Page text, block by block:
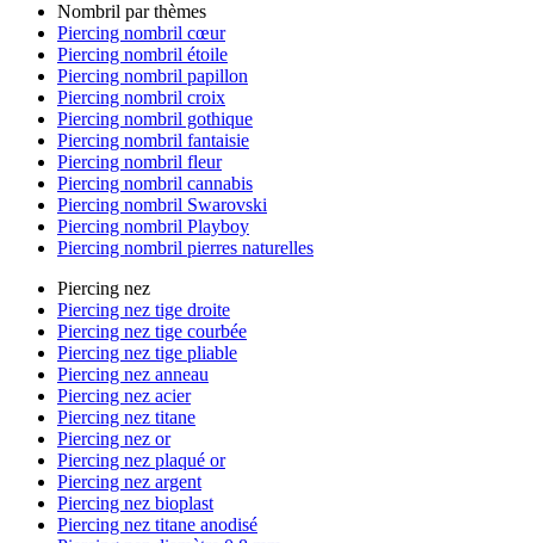
Nombril par thèmes
Piercing nombril cœur
Piercing nombril étoile
Piercing nombril papillon
Piercing nombril croix
Piercing nombril gothique
Piercing nombril fantaisie
Piercing nombril fleur
Piercing nombril cannabis
Piercing nombril Swarovski
Piercing nombril Playboy
Piercing nombril pierres naturelles
Piercing nez
Piercing nez tige droite
Piercing nez tige courbée
Piercing nez tige pliable
Piercing nez anneau
Piercing nez acier
Piercing nez titane
Piercing nez or
Piercing nez plaqué or
Piercing nez argent
Piercing nez bioplast
Piercing nez titane anodisé